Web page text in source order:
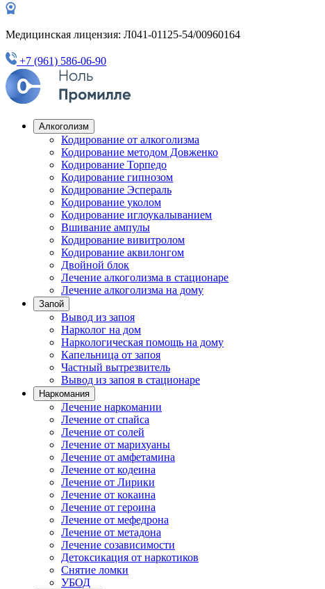
Медицинская лицензия: Л041-01125-54/00960164
+7 (961) 586-06-90
Алкоголизм
Кодирование от алкоголизма
Кодирование методом Довженко
Кодирование Торпедо
Кодирование гипнозом
Кодирование Эспераль
Кодирование уколом
Кодирование иглоукалыванием
Вшивание ампулы
Кодирование вивитролом
Кодирование аквилонгом
Двойной блок
Лечение алкоголизма в стационаре
Лечение алкоголизма на дому
Запой
Вывод из запоя
Нарколог на дом
Наркологическая помощь на дому
Капельница от запоя
Частный вытрезвитель
Вывод из запоя в стационаре
Наркомания
Лечение наркомании
Лечение от спайса
Лечение от солей
Лечение от марихуаны
Лечение от амфетамина
Лечение от кодеина
Лечение от Лирики
Лечение от кокаина
Лечение от героина
Лечение от мефедрона
Лечение от метадона
Лечение созависимости
Детоксикация от наркотиков
Снятие ломки
УБОД